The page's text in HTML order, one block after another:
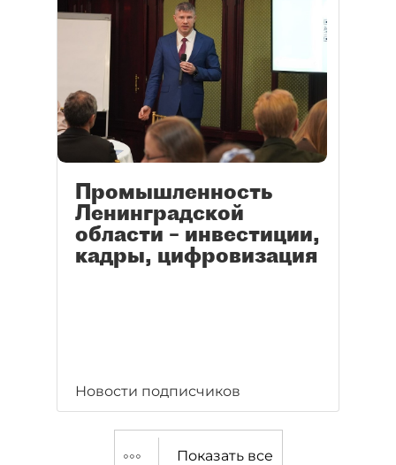
Промышленность
Ленинградской
области – инвестиции,
кадры, цифровизация
Новости подписчиков
Показать все